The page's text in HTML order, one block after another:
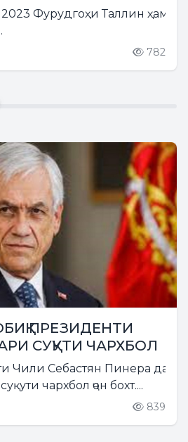
Фурудгоҳи Таллин
782
ПРЕЗИДЕНТИ
СУҚУТИ ЧАРХБОЛ
Чили Себастян Пинера дар
чархбол ҷон бохт....
839